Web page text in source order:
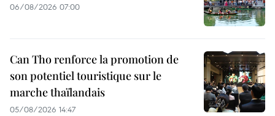
06/08/2026 07:00
Can Tho renforce la promotion de
son potentiel touristique sur le
marche thaïlandais
05/08/2026 14:47